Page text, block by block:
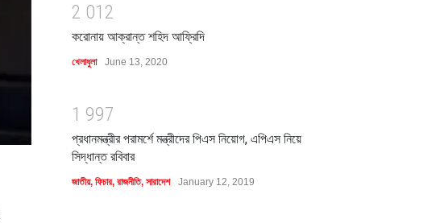
2 01 2
করোনায় আক্রান্ত শহিদ আফ্রিদি
খেলাধুলা June 13, 2020
1 997
প্রধানমন্ত্রীর পরামর্শে মন্ত্রীদের পিএস নিয়োগ, এপিএস নিয়ে
সিদ্ধান্ত রবিবার
জাতীয়, ফিচার, রাজনীতি, সারাদেশ January 12, 2019